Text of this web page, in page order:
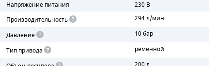
Напряжение питания
230 В
Производительность
294 л/мин
Давление
10 бар
Тип привода
ременной
РАДИАТОРЫ
ПОДШИПНИКИ
ПОРШНЕВЫЕ БЛОКИ